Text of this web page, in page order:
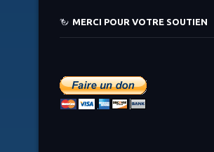
MERCI POUR VOTRE SOUTIEN